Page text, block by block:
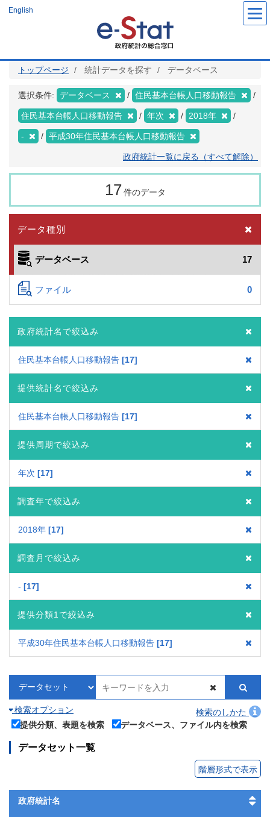
ツ
English
トップページ 統計データを探す データベース
選択条件: データベース 住民基本台帳人口移動報告
住民基本台帳人口移動報告 年次 2018年
- 平成30年住民基本台帳人口移動報告
政府統計一覧に戻る（すべて解除）
17 件のデータ
データ種別
データベース 17
ファイル 0
政府統計名で絞込み
住民基本台帳人口移動報告 17
提供統計名で絞込み
住民基本台帳人口移動報告 17
提供周期で絞込み
年次 17
調査年で絞込み
2018年 17
調査月で絞込み
- 17
提供分類1で絞込み
平成30年住民基本台帳人口移動報告 17
検索オプション
検索のしかた
提供分類、表題を検索
データベース、ファイル内を検索
データセット一覧
階層形式で表示
政府統計名